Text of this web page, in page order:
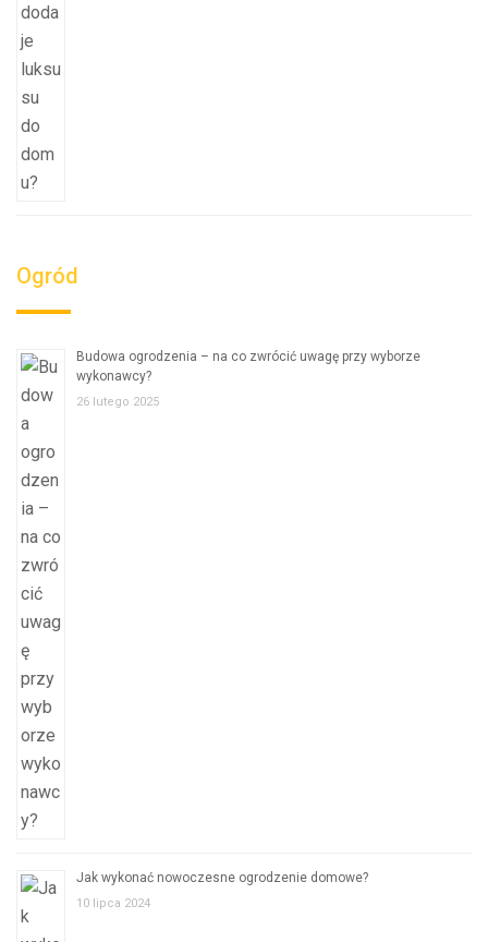
Ogród
Budowa ogrodzenia – na co zwrócić uwagę przy wyborze
wykonawcy?
26 lutego 2025
Jak wykonać nowoczesne ogrodzenie domowe?
10 lipca 2024